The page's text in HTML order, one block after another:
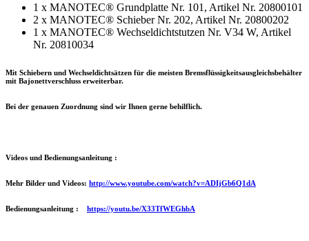
1 x MANOTEC® Grundplatte Nr. 101, Artikel Nr. 20800101
2 x MANOTEC® Schieber Nr. 202, Artikel Nr. 20800202
1 x MANOTEC® Wechseldichtstutzen Nr. V34 W, Artikel
Nr. 20810034
Mit Schiebern und Wechseldichtsätzen für die meisten Bremsflüssigkeitsausgleichsbehälter
mit Bajonettverschluss erweiterbar.
Bei der genauen Zuordnung sind wir Ihnen gerne behilflich.
Videos und Bedienungsanleitung :
Mehr Bilder und Videos: http://www.youtube.com/watch?v=ADIjGb6Q1dA
Bedienungsanleitung : https://youtu.be/X33TfWEGhbA